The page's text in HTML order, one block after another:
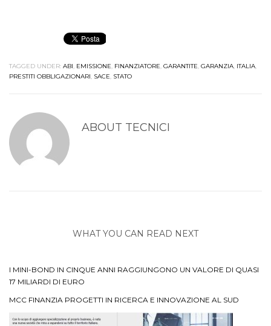
TAGGED UNDER: ABI, EMISSIONE, FINANZIATORE, GARANTITE, GARANZIA, ITALIA,
PRESTITI OBBLIGAZIONARI, SACE, STATO
ABOUT TECNICI
WHAT YOU CAN READ NEXT
I MINI-BOND IN CINQUE ANNI RAGGIUNGONO UN VALORE DI QUASI
17 MILIARDI DI EURO
MCC FINANZIA PROGETTI IN RICERCA E INNOVAZIONE AL SUD